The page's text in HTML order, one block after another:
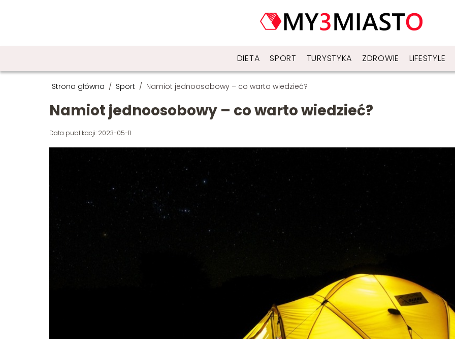
DIETA SPORT TURYSTYKA ZDROWIE LIFESTYLE
Strona główna / Sport / Namiot jednoosobowy – co warto wiedzieć?
Namiot jednoosobowy – co warto wiedzieć?
Data publikacji: 2023-05-11